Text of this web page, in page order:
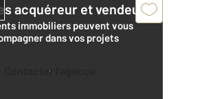
acquéreur et vendeur,
immobiliers peuvent vous
dans vos projets
Contacter l'agence